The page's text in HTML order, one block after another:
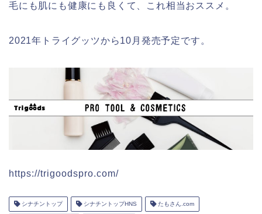
毛にも肌にも健康にも良くて、これ相当おススメ。
2021年トライグッツから10月発売予定です。
https://trigoodspro.com/
シナチントップ シナチントップHNS たもさん.com